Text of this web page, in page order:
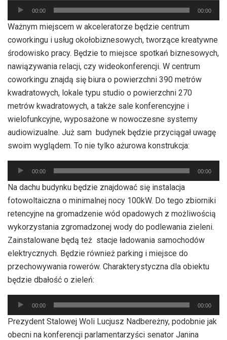
Odtwarzacz
plików
dźwiękowych
00:00 00:00
Ważnym miejscem w akceleratorze będzie centrum
coworkingu i usług okołobiznesowych, tworzące kreatywne
środowisko pracy. Będzie to miejsce spotkań biznesowych,
nawiązywania relacji, czy wideokonferencji. W centrum
coworkingu znajdą się biura o powierzchni 390 metrów
kwadratowych, lokale typu studio o powierzchni 270
metrów kwadratowych, a także sale konferencyjne i
wielofunkcyjne, wyposażone w nowoczesne systemy
audiowizualne. Już sam budynek będzie przyciągał uwagę
swoim wyglądem. To nie tylko ażurowa konstrukcja:
Odtwarzacz
plików
dźwiękowych
00:00 00:00
Na dachu budynku będzie znajdować się instalacja
fotowoltaiczna o minimalnej nocy 100kW. Do tego zbiorniki
retencyjne na gromadzenie wód opadowych z możliwością
wykorzystania zgromadzonej wody do podlewania zieleni.
Zainstalowane będą też stacje ładowania samochodów
elektrycznych. Będzie również parking i miejsce do
przechowywania rowerów. Charakterystyczna dla obiektu
będzie dbałość o zieleń:
Odtwarzacz
plików
dźwiękowych
00:00 00:00
Prezydent Stalowej Woli Lucjusz Nadbereżny, podobnie jak
obecni na konferencji parlamentarzyści senator Janina